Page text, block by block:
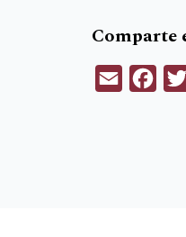
Comparte
Email